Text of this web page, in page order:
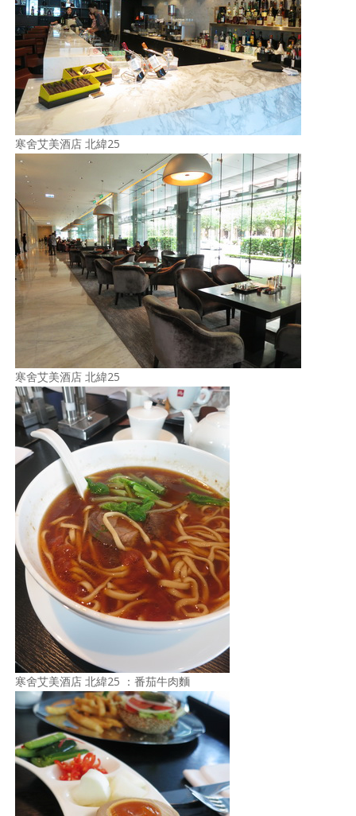
活動實況記錄
媒體報導一覽
合作與代言
訂閱電子報
寒舍艾美酒店 北緯25
寒舍艾美酒店 北緯25
寒舍艾美酒店 北緯25 ：番茄牛肉麵